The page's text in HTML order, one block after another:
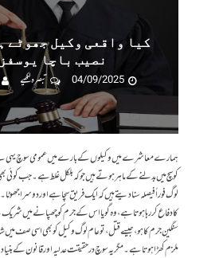
کیا واقعی وکیل جھوٹے
نصیب باچا
04/09/2025
تبصرہ لکھیے
ہمارے معاشرے میں وکیلوں کے بارے میں عمومی سوچ یہی
کو سچ میں بدلنے کے ماہر ہوتے ہیں جو کہ بلکل غلط ہے۔ جب کوئی
لوگ فوراً فیصلہ سنا دیتے ہیں کہ ایک فریق سچا ہے اور دوسرا
کا دفاع کر رہا ہوتا ہے، وہ گویا اس کے جرم کو چھپانے میں
سنگین جرم کا ہو، جیسے قتل، تو عام لوگ وکیل کو بھی اسی صف
ملزم کھڑا ہوتا ہے۔ مگر یہ سوچ درحقیقت عدلیہ اور قانون کے